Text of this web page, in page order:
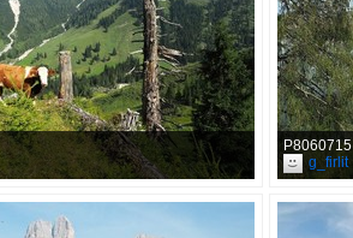
P8060715
g_firlit